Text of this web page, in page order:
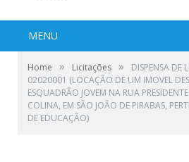
MENU
Home » Licitações »
DISPENSA DE
02020001 (LOCAÇÃO DE UM IMOVEL
ESQUADRÃO JOVEM NA RUA
COLINA, EM SÃO JOÃO DE PIRABAS,
DE EDUCAÇÃO)